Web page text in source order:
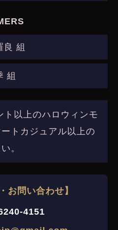
良 組
組
以上のハロウィンモ
トカジュアル以上の
。
お問い合わせ】
4151